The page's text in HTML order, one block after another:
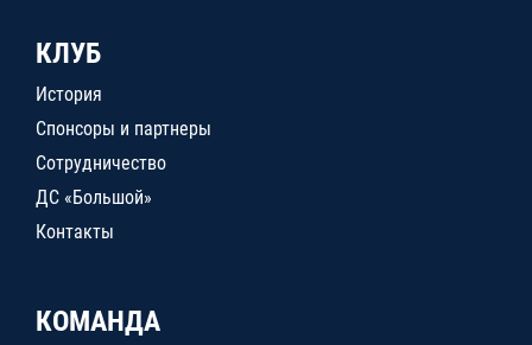
КЛУБ
История
Спонсоры и партнеры
Сотрудничество
ДС «Большой»
Контакты
КОМАНДА